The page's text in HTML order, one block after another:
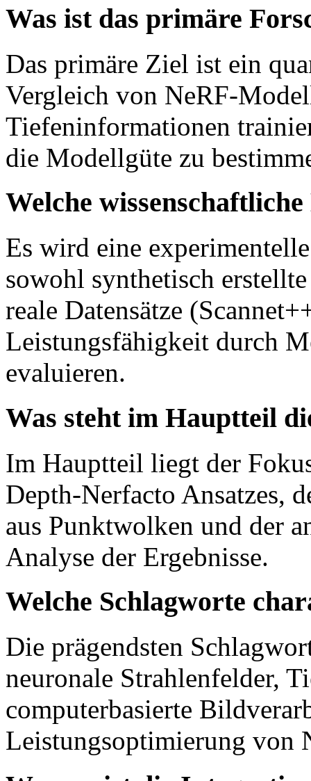
Was ist das primäre
Das primäre Ziel ist ein
Vergleich von NeRF-
Tiefeninformationen
die Modellgüte zu
Welche
Es wird eine
sowohl synthetisch
reale Datensätze
Leistungsfähigkeit durch
evaluieren.
Was steht im Hauptteil
Im Hauptteil liegt der
Depth-Nerfacto Ansatzes,
aus Punktwolken und der
Analyse der Ergebnisse.
Welche Schlagworte
Die prägendsten
neuronale Strahlenfelder,
computerbasierte
Leistungsoptimierung von